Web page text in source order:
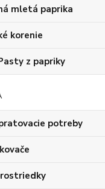
mletá paprika
korenie
z papriky
potreby